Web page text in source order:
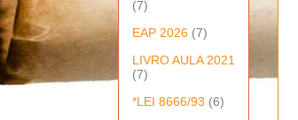
(7)
EAP 2026 (7)
LIVRO AULA 2021
(7)
*LEI 8666/93 (6)